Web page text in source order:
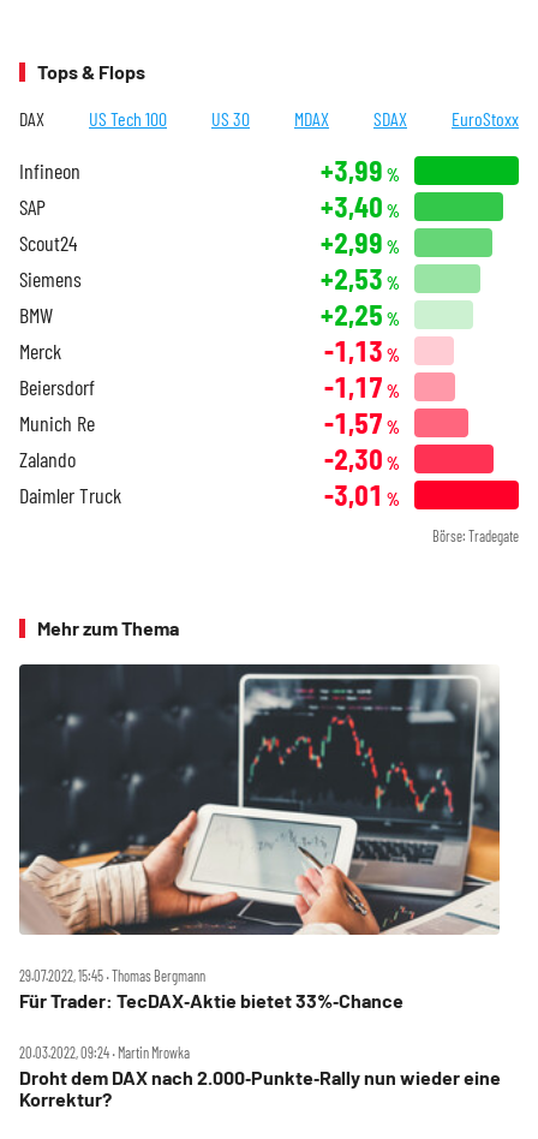
Tops & Flops
DAX US Tech 100 US 30 MDAX SDAX EuroStoxx
Infineon +3,99 %
SAP +3,40 %
Scout24 +2,99 %
Siemens +2,53 %
BMW +2,25 %
Merck -1,13 %
Beiersdorf -1,17 %
Munich Re -1,57 %
Zalando -2,30 %
Daimler Truck -3,01 %
Börse: Tradegate
Mehr zum Thema
29.07.2022, 15:45 ‧ Thomas Bergmann
Für Trader: TecDAX‑Aktie bietet 33%‑Chance
20.03.2022, 09:24 ‧ Martin Mrowka
Droht dem DAX nach 2.000‑Punkte‑Rally nun wieder eine
Korrektur?